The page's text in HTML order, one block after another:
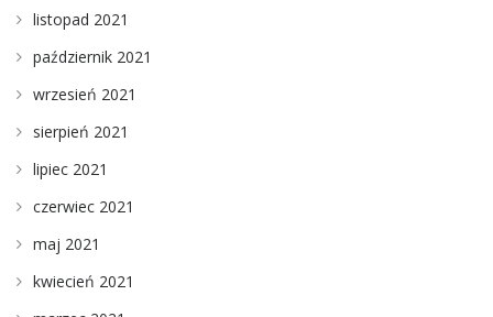
listopad 2021
październik 2021
wrzesień 2021
sierpień 2021
lipiec 2021
czerwiec 2021
maj 2021
kwiecień 2021